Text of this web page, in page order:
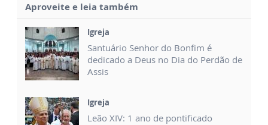
Aproveite e leia também
Igreja
Santuário Senhor do Bonfim é
dedicado a Deus no Dia do Perdão de
Assis
Igreja
Leão XIV: 1 ano de pontificado